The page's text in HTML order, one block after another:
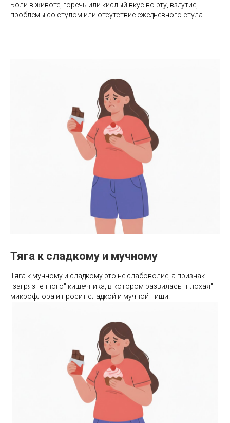
Боли в животе, горечь или кислый вкус во рту, вздутие,
проблемы со стулом или отсутствие ежедневного стула.
Тяга к сладкому и мучному
Тяга к мучному и сладкому это не слабоволие, а признак
"загрязненного" кишечника, в котором развилась "плохая"
микрофлора и просит сладкой и мучной пищи.